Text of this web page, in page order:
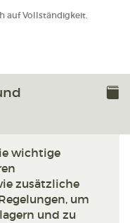
auf Vollständigkeit.
wichtige
zusätzliche
um
und zu